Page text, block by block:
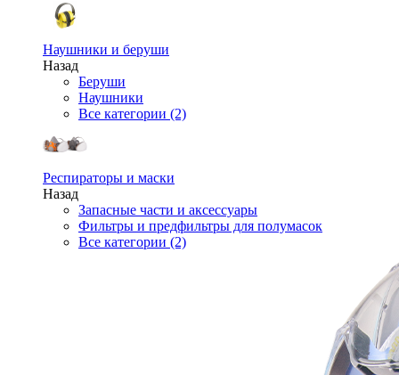
Наушники и беруши
Назад
Беруши
Наушники
Все категории (2)
Респираторы и маски
Назад
Запасные части и аксессуары
Фильтры и предфильтры для полумасок
Все категории (2)